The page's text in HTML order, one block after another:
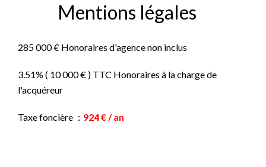
Mentions légales
285 000 € Honoraires d'agence non inclus
3.51% ( 10 000 € ) TTC Honoraires à la charge de
l'acquéreur
Taxe foncière 924 € / an